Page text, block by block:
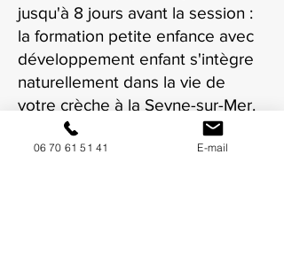
jusqu'à 8 jours avant la session :
la formation petite enfance avec
développement enfant s'intègre
naturellement dans la vie de
votre crèche à la Seyne-sur-Mer.
06 70 61 51 41 E-mail